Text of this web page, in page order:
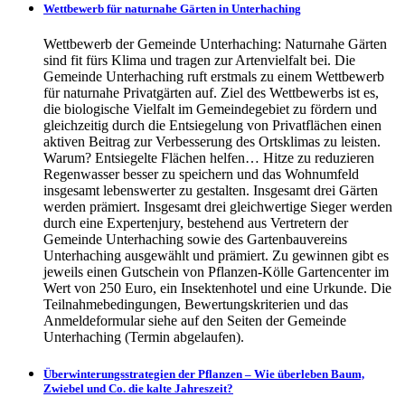
Wettbewerb für naturnahe Gärten in Unterhaching
Wettbewerb der Gemeinde Unterhaching: Naturnahe Gärten
sind fit fürs Klima und tragen zur Artenvielfalt bei. Die
Gemeinde Unterhaching ruft erstmals zu einem Wettbewerb
für naturnahe Privatgärten auf. Ziel des Wettbewerbs ist es,
die biologische Vielfalt im Gemeindegebiet zu fördern und
gleichzeitig durch die Entsiegelung von Privatflächen einen
aktiven Beitrag zur Verbesserung des Ortsklimas zu leisten.
Warum? Entsiegelte Flächen helfen… Hitze zu reduzieren
Regenwasser besser zu speichern und das Wohnumfeld
insgesamt lebenswerter zu gestalten. Insgesamt drei Gärten
werden prämiert. Insgesamt drei gleichwertige Sieger werden
durch eine Expertenjury, bestehend aus Vertretern der
Gemeinde Unterhaching sowie des Gartenbauvereins
Unterhaching ausgewählt und prämiert. Zu gewinnen gibt es
jeweils einen Gutschein von Pflanzen-Kölle Gartencenter im
Wert von 250 Euro, ein Insektenhotel und eine Urkunde. Die
Teilnahmebedingungen, Bewertungskriterien und das
Anmeldeformular siehe auf den Seiten der Gemeinde
Unterhaching (Termin abgelaufen).
Überwinterungsstrategien der Pflanzen – Wie überleben Baum,
Zwiebel und Co. die kalte Jahreszeit?